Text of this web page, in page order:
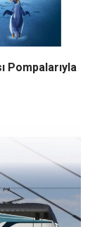
Pompalarıyla